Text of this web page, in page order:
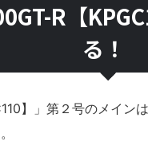
R【
る！
】」第２号のメイ